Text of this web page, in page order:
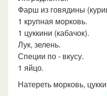
Фарш из говядины
1 крупная морковь.
1 цуккини (кабачок).
Лук, зелень.
Специи по - вкусу.
1 яйцо.
Натереть морковь,